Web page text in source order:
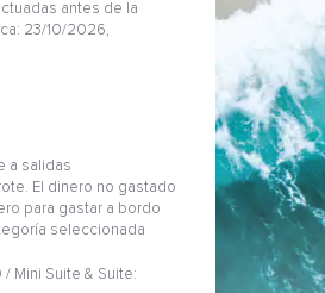
antes de la
23/10/2026,
a salidas
El dinero no gastado
para gastar a bordo
seleccionada
Mini Suite & Suite: